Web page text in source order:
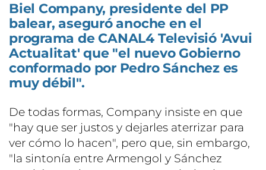
Biel Company, presidente del PP
balear, aseguró anoche en el
programa de CANAL4 Televisió 'Avui
Actualitat' que "el nuevo Gobierno
conformado por Pedro Sánchez es
muy débil".
De todas formas, Company insiste en que
"hay que ser justos y dejarles aterrizar para
ver cómo lo hacen", pero que, sin embargo,
"la sintonía entre Armengol y Sánchez